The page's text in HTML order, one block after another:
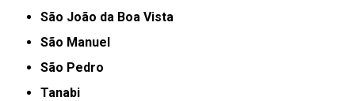
São João da Boa Vista
São Manuel
São Pedro
Tanabi